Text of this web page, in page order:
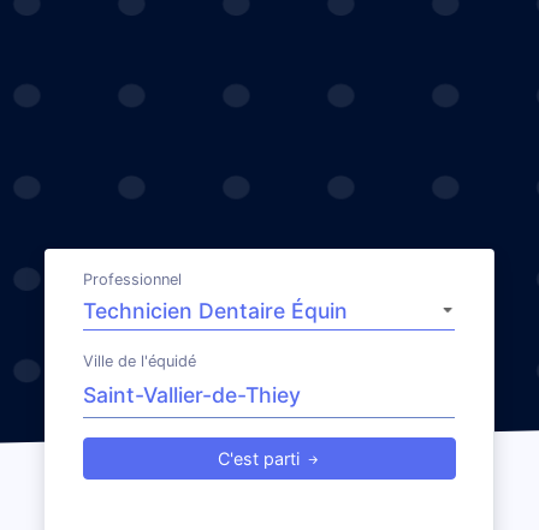
Professionnel
Ville de l'équidé
C'est parti